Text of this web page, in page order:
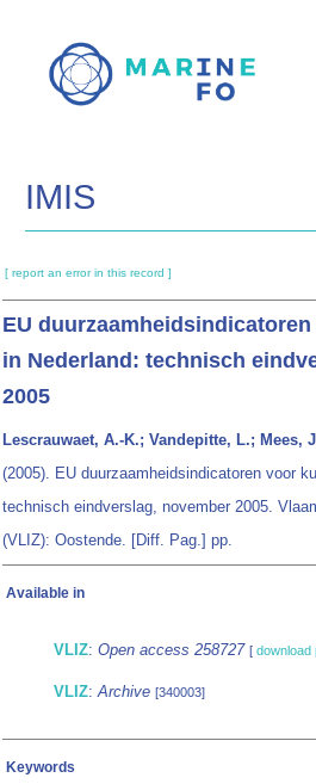
main
IMIS
[ report an error in this record ]
EU
in Nederland: technisch
2005
Lescrauwaet, A.-K.; Vandepitte, L.; Mees,
(2005). EU duurzaamheidsindicatoren voor
technisch eindverslag, november 2005.
(VLIZ): Oostende. [Diff. Pag.] pp.
Available in
VLIZ: Open access 258727 [ download
VLIZ:Archive [340003]
Keywords